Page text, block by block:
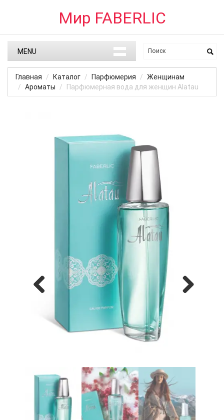
Мир FABERLIC
MENU
Главная Каталог Парфюмерия
Женщинам
Ароматы
Парфюмерная вода для женщин Alatau